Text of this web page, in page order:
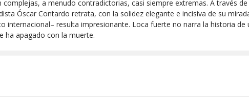
a menudo contradictorias, casi siempre extremas. A través
Óscar Contardo retrata, con la solidez elegante e incisiva de su
internacional– resulta impresionante. Loca fuerte no narra la historia
ha apagado con la muerte.